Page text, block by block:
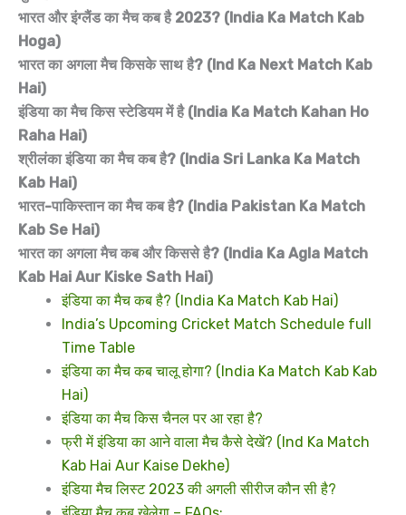
भारत और इंग्लैंड का मैच कब है 2023? (India Ka Match Kab
Hoga)
भारत का अगला मैच किसके साथ है? (Ind Ka Next Match Kab
Hai)
इंडिया का मैच किस स्टेडियम में है (India Ka Match Kahan Ho
Raha Hai)
श्रीलंका इंडिया का मैच कब है? (India Sri Lanka Ka Match
Kab Hai)
भारत-पाकिस्तान का मैच कब है? (India Pakistan Ka Match
Kab Se Hai)
भारत का अगला मैच कब और किससे है? (India Ka Agla Match
Kab Hai Aur Kiske Sath Hai)
इंडिया का मैच कब है? (India Ka Match Kab Hai)
India’s Upcoming Cricket Match Schedule full
Time Table
इंडिया का मैच कब चालू होगा? (India Ka Match Kab Kab
Hai)
इंडिया का मैच किस चैनल पर आ रहा है?
फ्री में इंडिया का आने वाला मैच कैसे देखें? (Ind Ka Match
Kab Hai Aur Kaise Dekhe)
इंडिया मैच लिस्ट 2023 की अगली सीरीज कौन सी है?